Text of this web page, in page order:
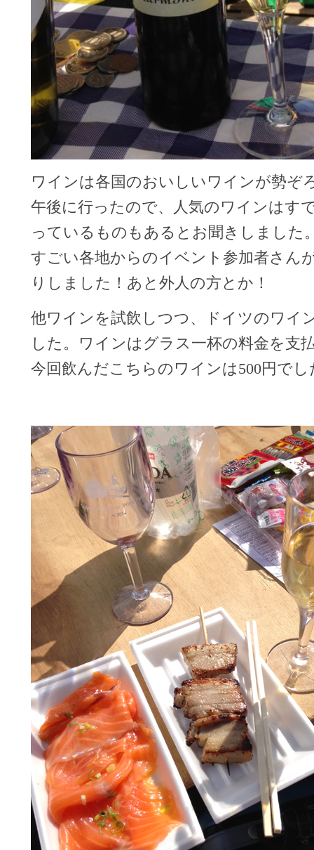
ワインは各国のおいしいワインが勢ぞ
午後に行ったので、人気のワインはす
っているものもあるとお聞きしました
すごい各地からのイベント参加者さん
りしました！あと外人の方とか！
他ワインを試飲しつつ、ドイツのワイ
した。ワインはグラス一杯の料金を支
今回飲んだこちらのワインは500円でし